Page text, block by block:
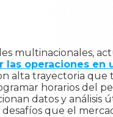
multinacionales,
operaciones en
alta trayectoria que
horarios del
datos y análisis
que el